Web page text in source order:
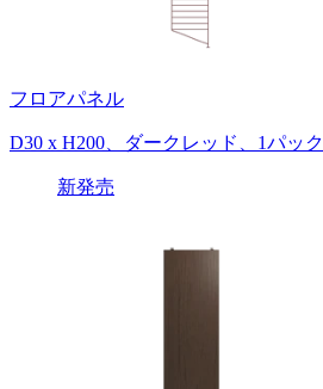
フロアパネル
D30 x H200、ダークレッド、1パック
新発売